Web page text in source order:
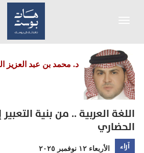
د. محمد بن عبد العزيز
اللغة العربية .. من بنية
الحضاري
آراء الأربعاء ١٢ نوفمبر ٢٠٢٥